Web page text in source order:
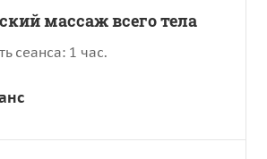
массаж всего тела
сеанса: 1 час.